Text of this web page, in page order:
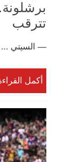
تترقب
— السيتي ...
أكمل